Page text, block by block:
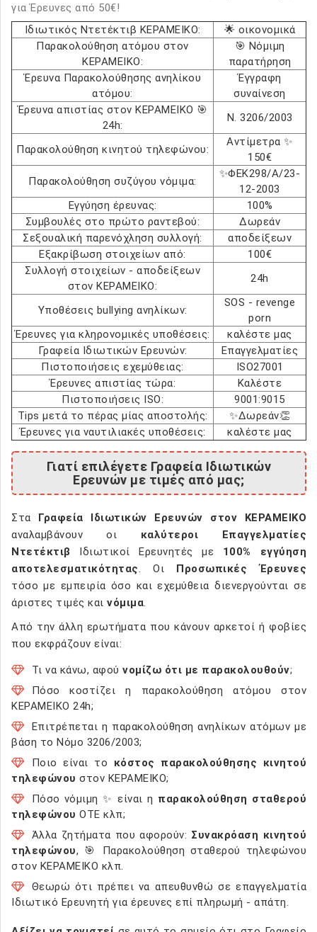
για Έρευνες από 50€!
Ιδιωτικός Ντετέκτιβ ΚΕΡΑΜΕΙΚΟ:
🌟 οικονομικά
Παρακολούθηση ατόμου στον
ΚΕΡΑΜΕΙΚΟ:
🎯 Νόμιμη
παρατήρηση
Έρευνα Παρακολούθησης ανηλίκου
ατόμου:
Έγγραφη
συναίνεση
Έρευνα απιστίας στον ΚΕΡΑΜΕΙΚΟ 🎯
24h:
Ν. 3206/2003
Παρακολούθηση κινητού τηλεφώνου:
Αντίμετρα ✨
150€
Παρακολούθηση συζύγου νόμιμα:
✨ΦΕΚ298/Α/23-
12-2003
Εγγύηση έρευνας:
100%
Συμβουλές στο πρώτο ραντεβού:
Δωρεάν
Σεξουαλική παρενόχληση συλλογή:
αποδείξεων
Εξακρίβωση στοιχείων από:
100€
Συλλογή στοιχείων - αποδείξεων
στον ΚΕΡΑΜΕΙΚΟ:
24h
Υποθέσεις bullying ανηλίκων:
SOS - revenge
porn
Έρευνες για κληρονομικές υποθέσεις:
καλέστε μας
Γραφεία Ιδιωτικών Ερευνών:
Επαγγελματίες
Πιστοποιήσεις εχεμύθειας:
ISO27001
Έρευνες απιστίας τώρα:
Καλέστε
Πιστοποιήσεις ISO:
9001:9015
Tips μετά το πέρας μίας αποστολής:
✨Δωρεάν👏
Έρευνες για ναυτιλιακές υποθέσεις:
καλέστε μας
Γιατί επιλέγετε Γραφεία Ιδιωτικών
Ερευνών με τιμές από μας;
Στα Γραφεία Ιδιωτικών Ερευνών στον ΚΕΡΑΜΕΙΚΟ
αναλαμβάνουν οι καλύτεροι Επαγγελματίες
Ντετέκτιβ Ιδιωτικοί Ερευνητές με 100% εγγύηση
αποτελεσματικότητας. Οι Προσωπικές Έρευνες
τόσο με εμπειρία όσο και εχεμύθεια διενεργούνται σε
άριστες τιμές και νόμιμα.
Από την άλλη ερωτήματα που κάνουν αρκετοί ή φοβίες
που εκφράζουν είναι:
Τι να κάνω, αφού νομίζω ότι με παρακολουθούν;
Πόσο κοστίζει η παρακολούθηση ατόμου στον
ΚΕΡΑΜΕΙΚΟ 24h;
Επιτρέπεται η παρακολούθηση ανηλίκων ατόμων με
βάση το Νόμο 3206/2003;
Ποιο είναι το κόστος παρακολούθησης κινητού
τηλεφώνου στον ΚΕΡΑΜΕΙΚΟ;
Πόσο νόμιμη ✨ είναι η παρακολούθηση σταθερού
τηλεφώνου ΟΤΕ κλπ;
Άλλα ζητήματα που αφορούν: Συνακρόαση κινητού
τηλεφώνου, 🎯 Παρακολούθηση σταθερού τηλεφώνου
στον ΚΕΡΑΜΕΙΚΟ κλπ.
Θεωρώ ότι πρέπει να απευθυνθώ σε επαγγελματία
Ιδιωτικό Ερευνητή για έρευνες επί πληρωμή - απάτη.